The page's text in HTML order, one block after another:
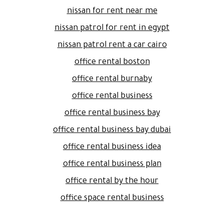
nissan for rent near me
nissan patrol for rent in egypt
nissan patrol rent a car cairo
office rental boston
office rental burnaby
office rental business
office rental business bay
office rental business bay dubai
office rental business idea
office rental business plan
office rental by the hour
office space rental business